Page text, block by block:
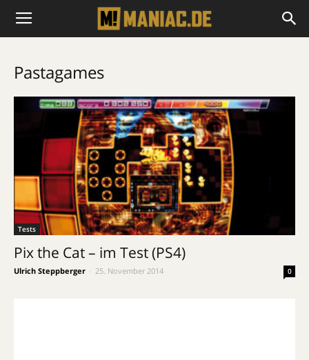
Pastagames
Tests
Pix the Cat – im Test (PS4)
Ulrich Steppberger 25. November 2014 0